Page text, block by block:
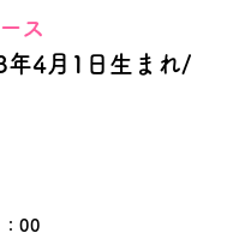
ス
年4月1日生まれ/
00